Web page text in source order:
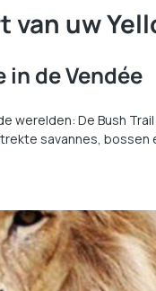
uw
de Vendée
werelden: De Bush
savannes,